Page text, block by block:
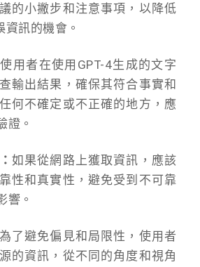
的小撇步和注意事項，以降低
資訊的機會。
使用者在使用GPT-4生成的文字
輸出結果，確保其符合事實和
何不確定或不正確的地方，應
證。
如果從網路上獲取資訊，應該
性和真實性，避免受到不可靠
響。
為了避免偏見和局限性，使用者
的資訊，從不同的角度和視角